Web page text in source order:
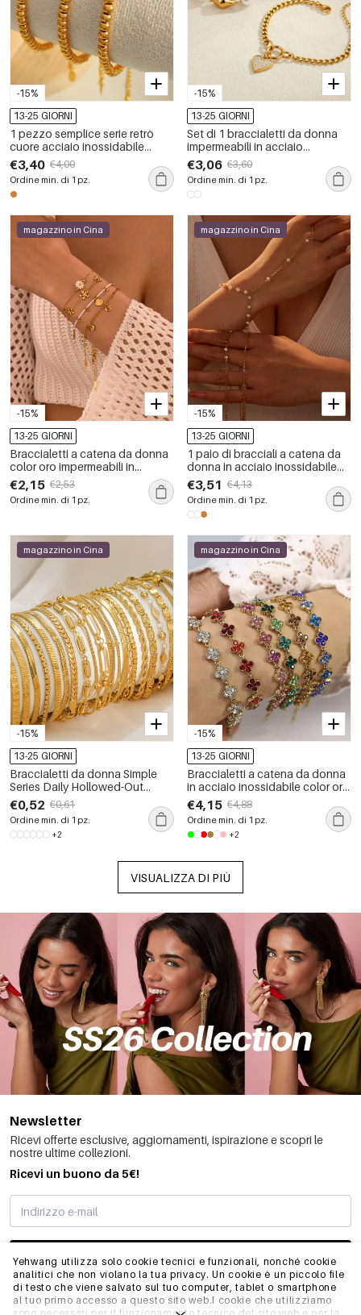
Yehwang utilizza solo cookie tecnici e funzionali, nonché cookie
analitici che non violano la tua privacy. Un cookie è un piccolo file
di testo che viene salvato sul tuo computer, tablet o smartphone
al tuo primo accesso a questo sito web.I cookie che utilizziamo
-15%
13-25 GIORNI
1 pezzo semplice serie retrò
cuore acciaio inossidabile
placcato oro donne braccialetti
di perline
€3,40 €4,00
Ordine min. di 1 pz.
-15%
13-25 GIORNI
Set di 1 braccialetti da donna
impermeabili in acciaio
inossidabile con catena a forma
di cuore irregolare, semplice e
dolce
€3,06 €3,60
Ordine min. di 1 pz.
-15%
magazzino in Cina
13-25 GIORNI
Braccialetti a catena da donna
color oro impermeabili in
acciaio inossidabile con fiore
dolce, serie semplice, 1 pezzo
€2,15 €2,53
Ordine min. di 1 pz.
-15%
magazzino in Cina
13-25 GIORNI
1 paio di bracciali a catena da
donna in acciaio inossidabile
color oro, eleganti e semplici,
impermeabili
€3,51 €4,13
Ordine min. di 1 pz.
-15%
magazzino in Cina
13-25 GIORNI
Braccialetti da donna Simple
Series Daily Hollowed-Out
Chain in acciaio inossidabile
impermeabile color oro
€0,52 €0,61
Ordine min. di 1 pz.
+2
-15%
magazzino in Cina
13-25 GIORNI
Braccialetti a catena da donna
in acciaio inossidabile color oro
con strass, impermeabili, serie
romantica, motivo: fiore dolce
€4,15 €4,88
Ordine min. di 1 pz.
+2
VISUALIZZA DI PIÙ
Newsletter
Ricevi offerte esclusive, aggiornamenti, ispirazione e scopri le
nostre ultime collezioni.
Ricevi un buono da 5€!
MI STO REGISTRANDO
INFO